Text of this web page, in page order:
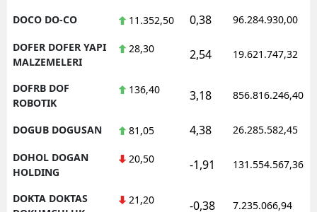
DOCO DO-CO 11.352,50 0,38 96.284.930,00
DOFER DOFER YAPI
MALZEMELERI
28,30 2,54 19.621.747,32
DOFRB DOF
ROBOTIK
136,40 3,18 856.816.246,40
DOGUB DOGUSAN 81,05 4,38 26.285.582,45
DOHOL DOGAN
HOLDING
20,50 -1,91 131.554.567,36
DOKTA DOKTAS
21,20 -0,38 7.235.066,94